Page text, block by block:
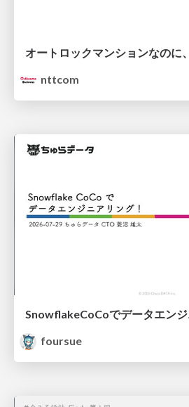
nttcom
SnowflakeCoCoでデータエンジ
foursue